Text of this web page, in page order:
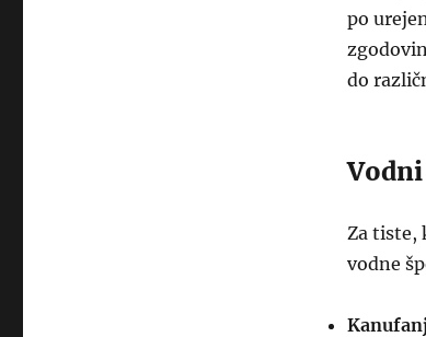
po
do
Za tiste,
vodne